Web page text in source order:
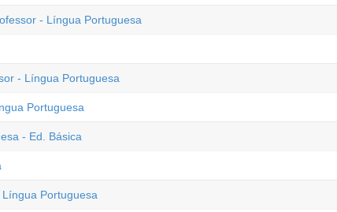
- Língua Portuguesa
- Língua Portuguesa
Portuguesa
- Ed. Básica
Portuguesa